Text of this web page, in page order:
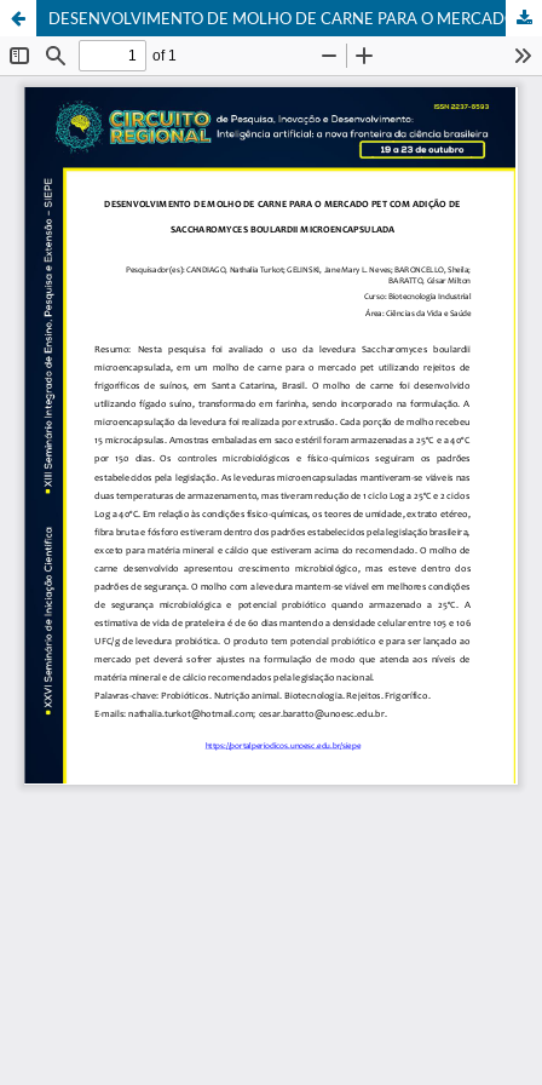
DESENVOLVIMENTO DE MOLHO DE CARNE PARA O MERCADO PET COM ADIÇÃO DE SACCHAROMYCES BOULARDII MICROENCAPSULADA